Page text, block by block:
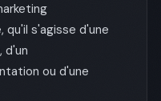
s'agisse d'une
d'un
ou d'une